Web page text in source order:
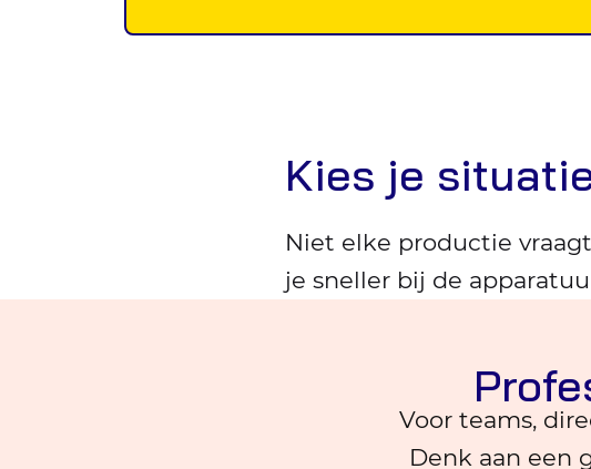
Kies je
Niet elke productie
je sneller bij de
Voor teams,
Denk aan een